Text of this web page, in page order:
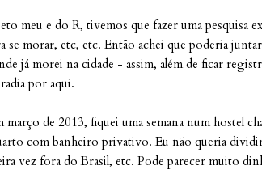
meu e do R, tivemos que fazer uma pesquisa
se morar, etc, etc. Então achei que poderia
já morei na cidade - assim, além de ficar
por aqui.
de 2013, fiquei uma semana num hostel
com banheiro privativo. Eu não queria
vez fora do Brasil, etc. Pode parecer muito